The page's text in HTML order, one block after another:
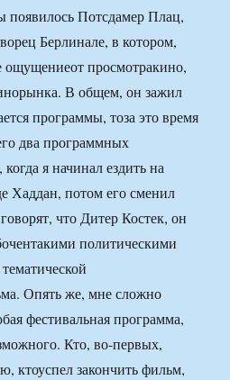
появилось Потсдамер Плац,
Берлинале, в котором,
ощущениеот просмотракино,
В общем, он зажил
программы, тоза это время
два программных
я начинал ездить на
Хаддан, потом его сменил
что Дитер Костек, он
политическими
Опять же, мне сложно
фестивальная программа,
Кто, во-первых,
ктоуспел закончить фильм,